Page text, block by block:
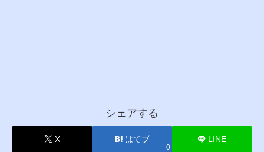
シェアする
X はてブ
0
LINE